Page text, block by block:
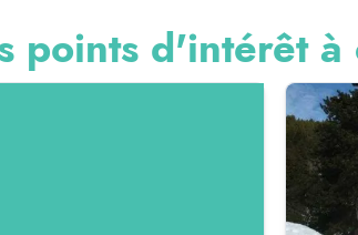
points d'intérêt à